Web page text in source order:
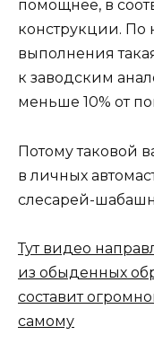
помощнее, в
конструкции. По
выполнения
к заводским
меньше 10% от
Потому таковой
в личных
слесарей-
Тут видео
из обыденных
составит
самому